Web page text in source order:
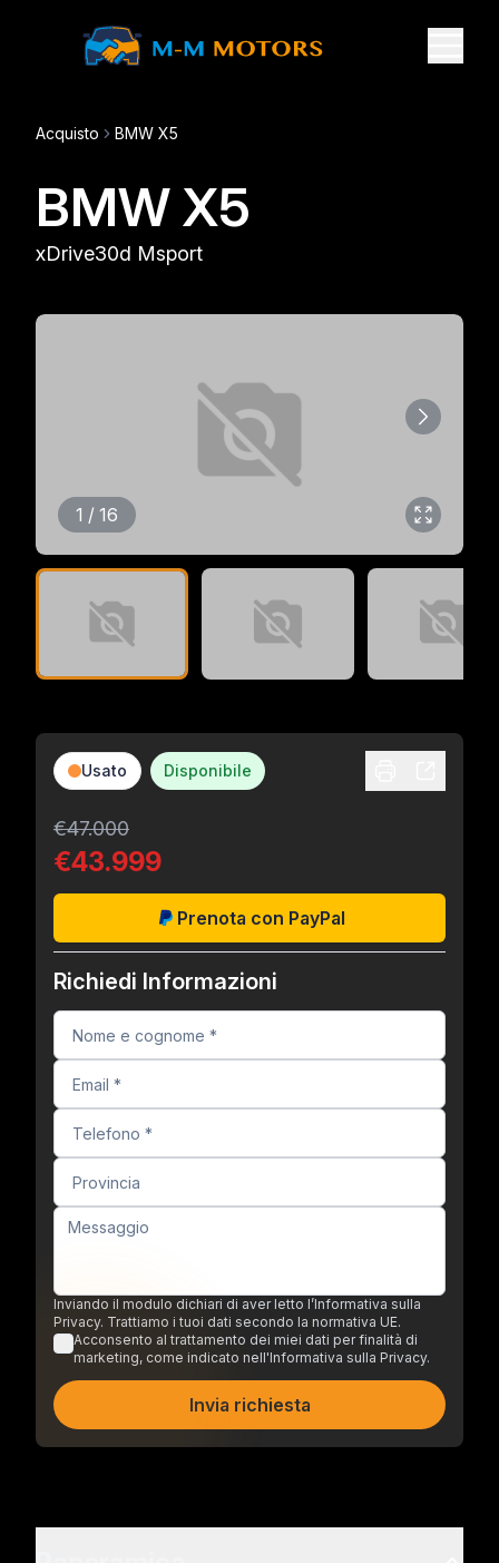
Acquisto BMW X5
BMW X5
xDrive30d Msport
1 / 16
Usato Disponibile
€47.000
€43.999
Prenota con PayPal
Richiedi Informazioni
Inviando il modulo dichiari di aver letto l’Informativa sulla
Privacy. Trattiamo i tuoi dati secondo la normativa UE.
Acconsento al trattamento dei miei dati per finalità di
marketing, come indicato nell'Informativa sulla Privacy.
Invia richiesta